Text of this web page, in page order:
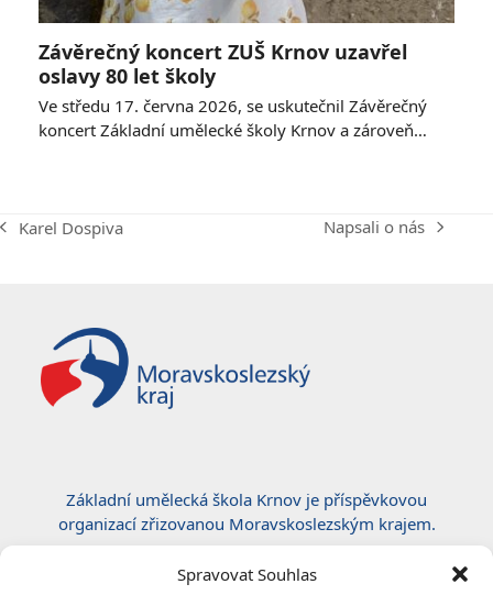
Spravovat Souhlas
Závěrečný koncert ZUŠ Krnov uzavřel
oslavy 80 let školy
Ve středu 17. června 2026, se uskutečnil Závěrečný
koncert Základní umělecké školy Krnov a zároveň…
previous
Karel Dospiva
next
Napsali o nás
Základní umělecká škola Krnov je příspěvkovou
organizací zřizovanou Moravskoslezským krajem.
Certifikace ČSN EN ISO 50001:2019